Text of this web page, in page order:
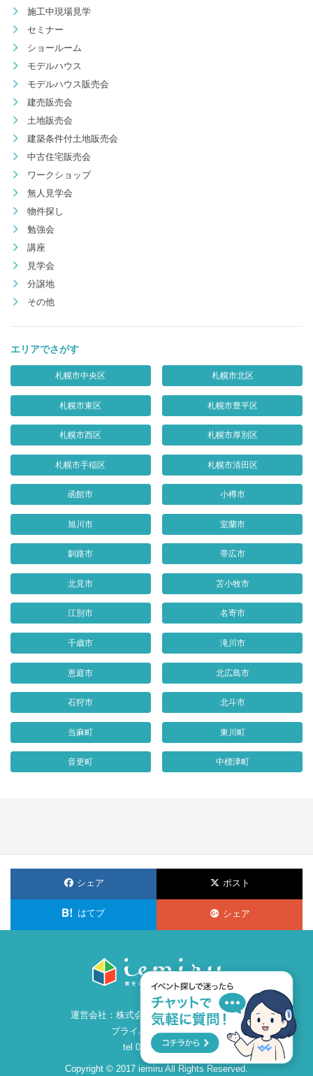
施工中現場見学
セミナー
ショールーム
モデルハウス
モデルハウス販売会
建売販売会
土地販売会
建築条件付土地販売会
中古住宅販売会
ワークショップ
無人見学会
物件探し
勉強会
講座
見学会
分譲地
その他
エリアでさがす
札幌市中央区 札幌市北区
札幌市東区 札幌市豊平区
札幌市西区 札幌市厚別区
札幌市手稲区 札幌市清田区
函館市 小樽市
旭川市 室蘭市
釧路市 帯広市
北見市 苫小牧市
江別市 名寄市
千歳市 滝川市
恵庭市 北広島市
石狩市 北斗市
当麻町 東川町
音更町 中標津町
シェア ポスト
はてブ シェア
運営会社： 株式会社ビズ・クリエイション
プライバシーポリシー
tel 086-259-2860
Copyright © 2017 iemiru All Rights Reserved.